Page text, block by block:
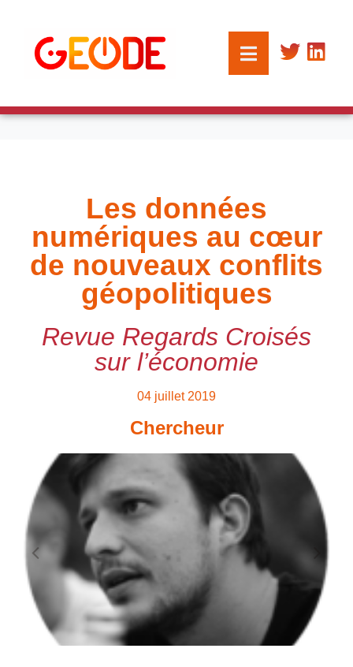
Les données
numériques au cœur
de nouveaux conflits
géopolitiques
Revue Regards Croisés
sur l’économie
04 juillet 2019
Chercheur